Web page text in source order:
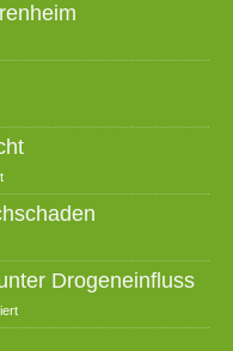
Drogeneinfluss